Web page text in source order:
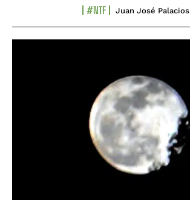
#NTF Juan José Palacios